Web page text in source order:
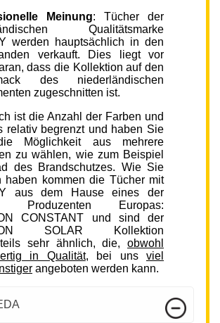
Meinung: Tücher der
Qualitätsmarke
werden hauptsächlich in den
verkauft. Dies liegt vor
dass die Kollektion auf den
des niederländischen
zugeschnitten ist.
ist die Anzahl der Farben und
relativ begrenzt und haben Sie
Möglichkeit aus mehrere
zu wählen, wie zum Beispiel
des Brandschutzes. Wie Sie
haben kommen die Tücher mit
aus dem Hause eines der
Produzenten Europas:
CONSTANT und sind der
SOLAR Kollektion
sehr ähnlich, die, obwohl
in Qualität, bei unsviel
angeboten werden kann.